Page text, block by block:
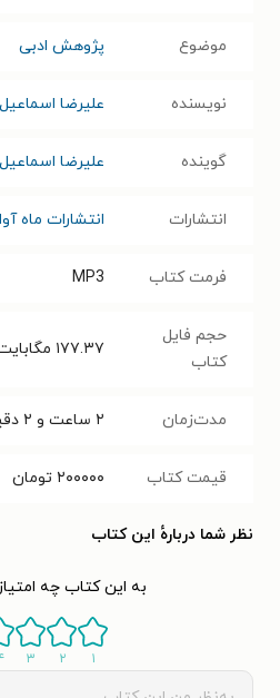
موضوع پژوهش ادبی
نویسنده علیرضا
گوینده علیرضا
انتشارات انتشارات ماه آوا
فرمت کتاب MP3
حجم فایل
کتاب
۱۷۷.۳۷
مدت‌زمان ۲ ساعت و ۲ دقیقه
قیمت کتاب ۲۰۰۰۰۰ تومان
نظر شما دربارهٔ این کتاب
به این کتاب چه
۱ ۲ ۳